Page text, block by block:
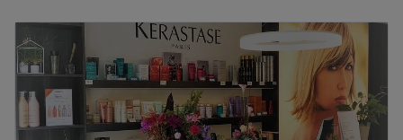
Dinsdag
09:15–18:00
Woensdag
Gesloten
Donderdag
–18:30
Vrijdag
09:15–18:30
Zaterdag
09:15– 18:00